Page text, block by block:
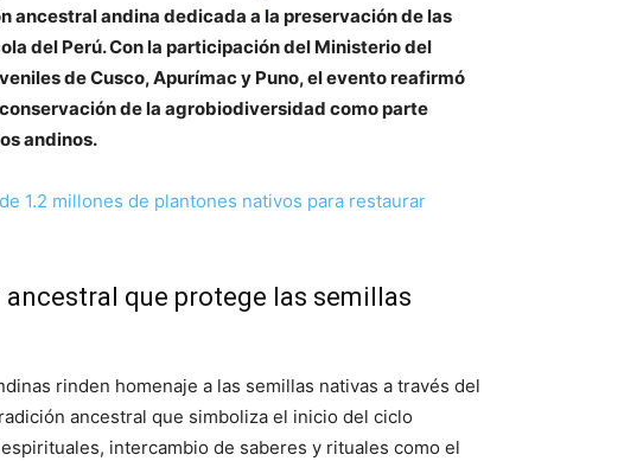
ancestral andina dedicada a la preservación de las
del Perú. Con la participación del Ministerio del
de Cusco, Apurímac y Puno, el evento reafirmó
de la agrobiodiversidad como parte
andinos.
1.2 millones de plantones nativos para restaurar
que protege las semillas
rinden homenaje a las semillas nativas a través del
ancestral que simboliza el inicio del ciclo
intercambio de saberes y rituales como el